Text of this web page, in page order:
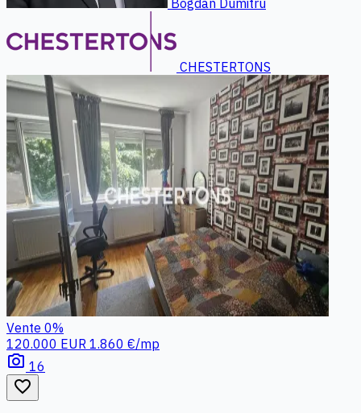
Bogdan Dumitru
CHESTERTONS
Vente 0%
120.000 EUR 1.860 €/mp
photo_camera 16
favorite_border